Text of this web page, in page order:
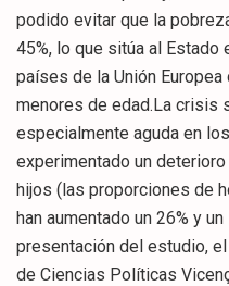
podido evitar que la
45%, lo que sitúa al
países de la Unión
menores de edad.La crisis
especialmente aguda en
experimentado un
hijos (las proporciones de
han aumentado un 26% y
presentación del estudio,
de Ciencias Políticas